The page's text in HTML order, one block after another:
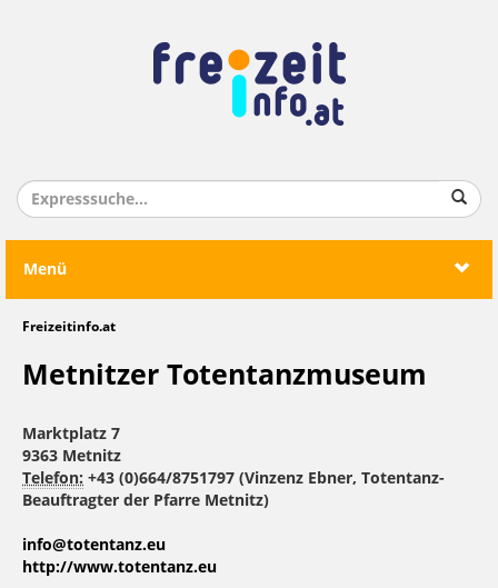
Menü
Freizeitinfo.at
Metnitzer Totentanzmuseum
Marktplatz 7
9363 Metnitz
Telefon: +43 (0)664/8751797 (Vinzenz Ebner, Totentanz-
Beauftragter der Pfarre Metnitz)
info@totentanz.eu
http://www.totentanz.eu